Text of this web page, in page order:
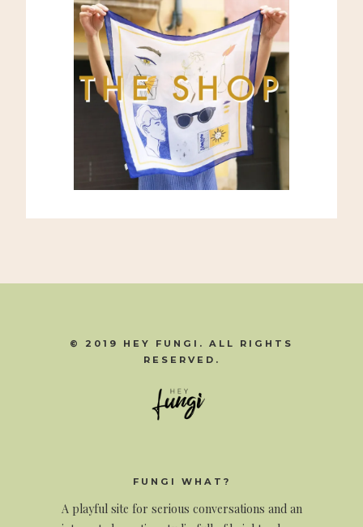
© 2019 HEY FUNGI. ALL RIGHTS
RESERVED.
FUNGI WHAT?
A playful site for serious conversations and an